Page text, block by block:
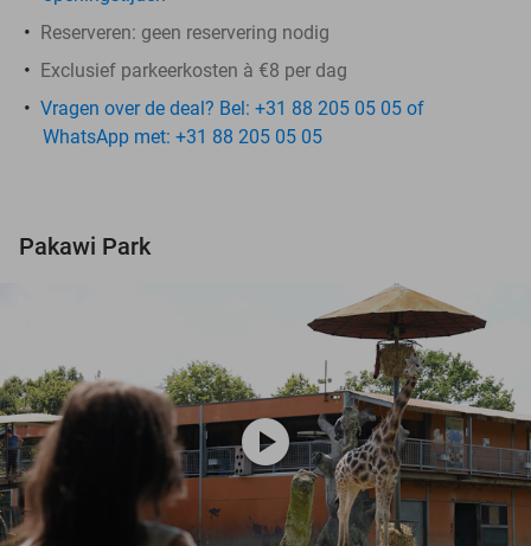
Reserveren: geen reservering nodig
Exclusief parkeerkosten à €8 per dag
Vragen over de deal? Bel: +31 88 205 05 05 of
WhatsApp met: +31 88 205 05 05
Pakawi Park
play_circle